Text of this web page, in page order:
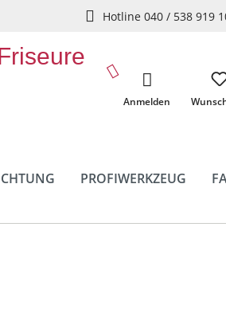
Hotline 040 / 538 919
Anmelden
PROFIWERKZEUG